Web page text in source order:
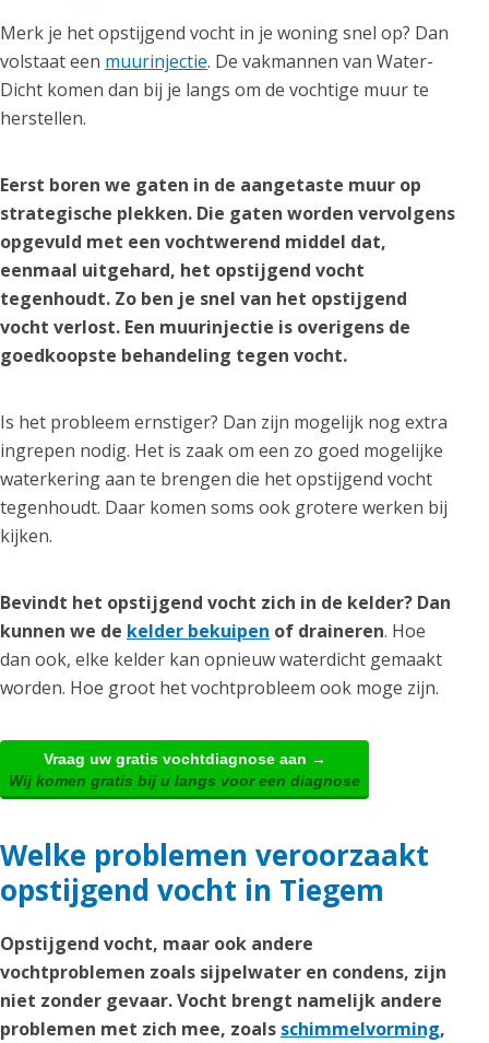
Merk je het opstijgend vocht in je woning snel op? Dan
volstaat een muurinjectie. De vakmannen van Water-
Dicht komen dan bij je langs om de vochtige muur te
herstellen.
Eerst boren we gaten in de aangetaste muur op
strategische plekken. Die gaten worden vervolgens
opgevuld met een vochtwerend middel dat,
eenmaal uitgehard, het opstijgend vocht
tegenhoudt. Zo ben je snel van het opstijgend
vocht verlost. Een muurinjectie is overigens de
goedkoopste behandeling tegen vocht.
Is het probleem ernstiger? Dan zijn mogelijk nog extra
ingrepen nodig. Het is zaak om een zo goed mogelijke
waterkering aan te brengen die het opstijgend vocht
tegenhoudt. Daar komen soms ook grotere werken bij
kijken.
Bevindt het opstijgend vocht zich in de kelder? Dan
kunnen we de kelder bekuipen of draineren. Hoe
dan ook, elke kelder kan opnieuw waterdicht gemaakt
worden. Hoe groot het vochtprobleem ook moge zijn.
Vraag uw gratis vochtdiagnose aan →
Wij komen gratis bij u langs voor een diagnose
Welke problemen veroorzaakt
opstijgend vocht in Tiegem
Opstijgend vocht, maar ook andere
vochtproblemen zoals sijpelwater en condens, zijn
niet zonder gevaar. Vocht brengt namelijk andere
problemen met zich mee, zoals schimmelvorming,